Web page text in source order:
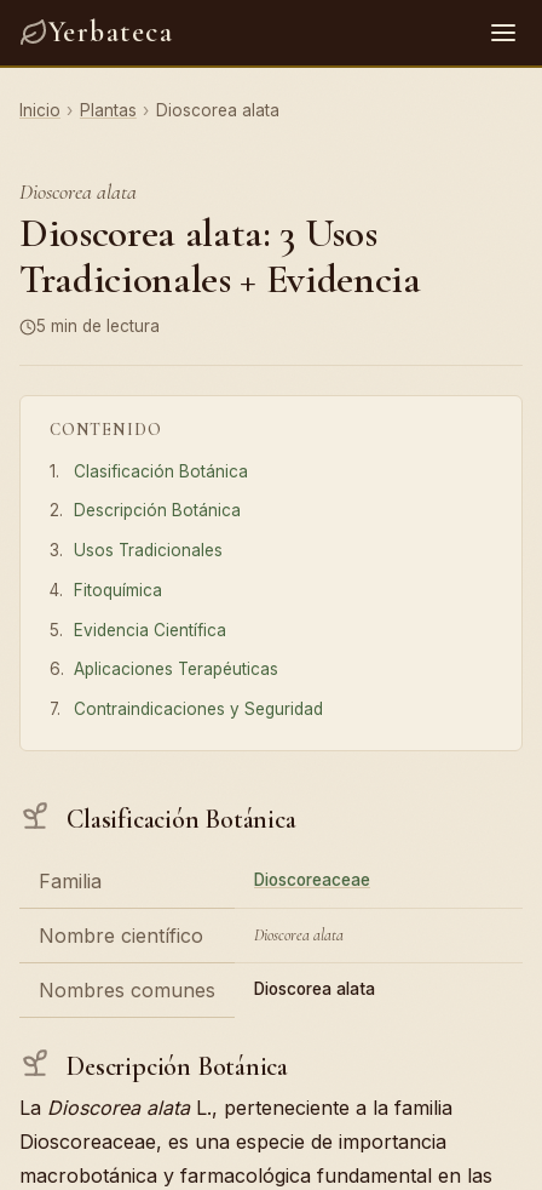
Yerbateca
Inicio › Plantas › Dioscorea alata
Dioscorea alata
Dioscorea alata: 3 Usos
Tradicionales + Evidencia
5 min de lectura
CONTENIDO
Clasificación Botánica
Descripción Botánica
Usos Tradicionales
Fitoquímica
Evidencia Científica
Aplicaciones Terapéuticas
Contraindicaciones y Seguridad
Clasificación Botánica
Familia Dioscoreaceae
Nombre científico Dioscorea alata
Nombres comunes Dioscorea alata
Descripción Botánica
La Dioscorea alataL., perteneciente a la familia
Dioscoreaceae, es una especie de importancia
macrobotánica y farmacológica fundamental en las